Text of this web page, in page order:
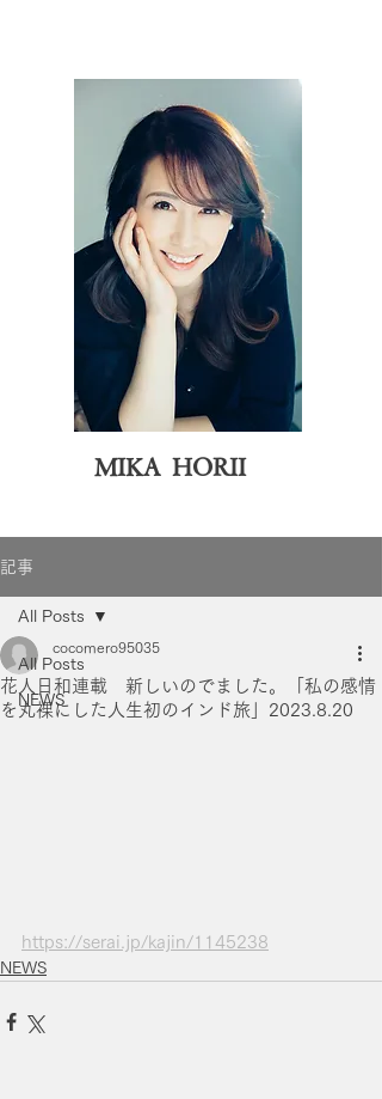
MIKA HORII
記事
All Posts
NEWS
All Posts
花人日和連載 新しいのでました。「私の感情
を丸裸にした人生初のインド旅」2023.8.20
cocomero95035
https://serai.jp/kajin/1145238
NEWS